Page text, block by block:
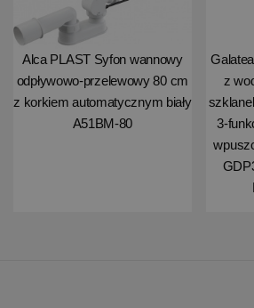
Alca PLAST Syfon wannowy
odpływowo-przelewowy 80 cm
z korkiem automatycznym biały
A51BM-80
z
3-